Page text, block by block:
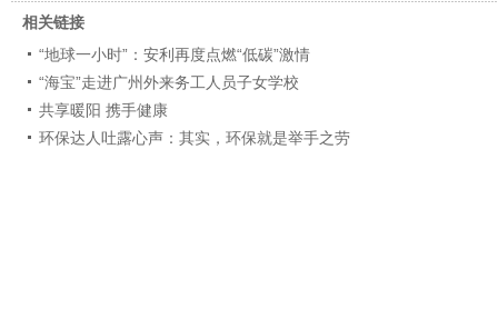
相关链接
“地球一小时”：安利再度点燃“低碳”激情
“海宝”走进广州外来务工人员子女学校
共享暖阳 携手健康
环保达人吐露心声：其实，环保就是举手之劳